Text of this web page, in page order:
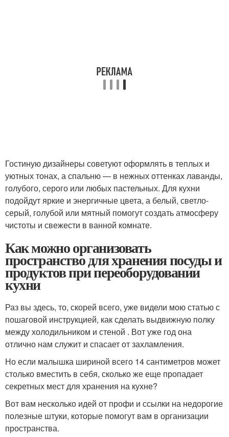
Гостиную дизайнеры советуют оформлять в теплых и
уютных тонах, а спальню — в нежных оттенках лаванды,
голубого, серого или любых пастельных. Для кухни
подойдут яркие и энергичные цвета, а белый, светло-
серый, голубой или мятный помогут создать атмосферу
чистоты и свежести в ванной комнате.
Как можно организовать
пространство для хранения посуды и
продуктов при переоборудовании
кухни
Раз вы здесь, то, скорей всего, уже видели мою статью с
пошаговой инструкцией, как сделать выдвижную полку
между холодильником и стеной . Вот уже год она
отлично нам служит и спасает от захламления.
Но если малышка шириной всего 14 сантиметров может
столько вместить в себя, сколько же еще пропадает
секретных мест для хранения на кухне?
Вот вам несколько идей от профи и ссылки на недорогие
полезные штуки, которые помогут вам в организации
пространства.